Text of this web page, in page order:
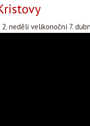
neděli velikonoční 7.